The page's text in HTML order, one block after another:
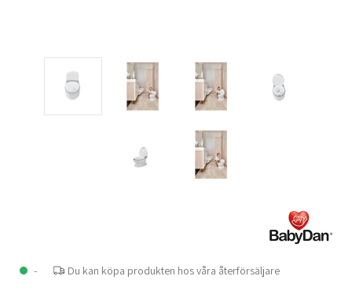
- Du kan köpa produkten hos våra återförsäljare